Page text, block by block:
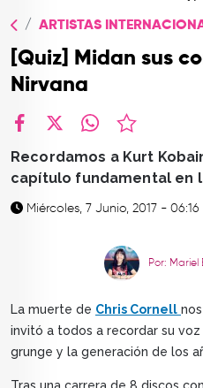
QUIÉNES SOMOS
CONTACTO
ARTISTAS
[Quiz] Midan sus
Nirvana
Recordamos a Kurt
capítulo fundamental en
Miércoles, 7 Junio, 2017 - 06:16
Por:
La muerte de Chris Cornell
invitó a todos a recordar su
grunge y la generación de los
Tras una carrera de 8 discos con